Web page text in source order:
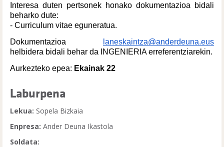
Interesa duten pertsonek honako dokumentazioa bidali
beharko dute:
- Curriculum vitae eguneratua.
Dokumentazioa
laneskaintza@anderdeuna.eus
helbidera bidali behar da INGENIERIA erreferentziarekin.
Aurkezteko epea: Ekainak 22
Laburpena
Lekua: Sopela Bizkaia
Enpresa: Ander Deuna Ikastola
Soldata: